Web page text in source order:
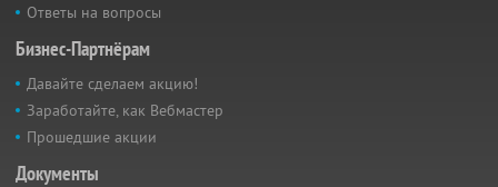
Ответы на вопросы
Бизнес-Партнёрам
Давайте сделаем акцию!
Заработайте, как Вебмастер
Прошедшие акции
Документы